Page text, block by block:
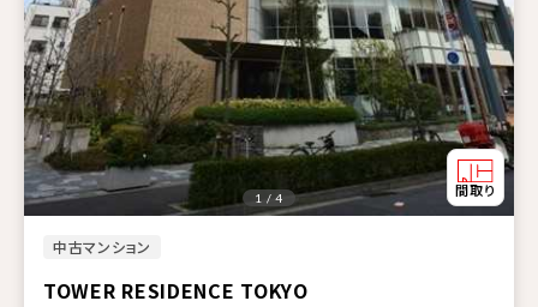
中古マンション
TOWER RESIDENCE TOKYO
1 / 4